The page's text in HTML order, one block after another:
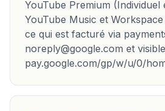
YouTube Premium (Individuel
YouTube Music et
ce qui est facturé via
noreply@google.com et
pay.google.com/gp/w/u/0/